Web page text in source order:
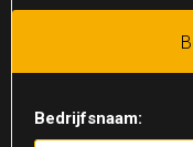
Bedrijfsnaam: